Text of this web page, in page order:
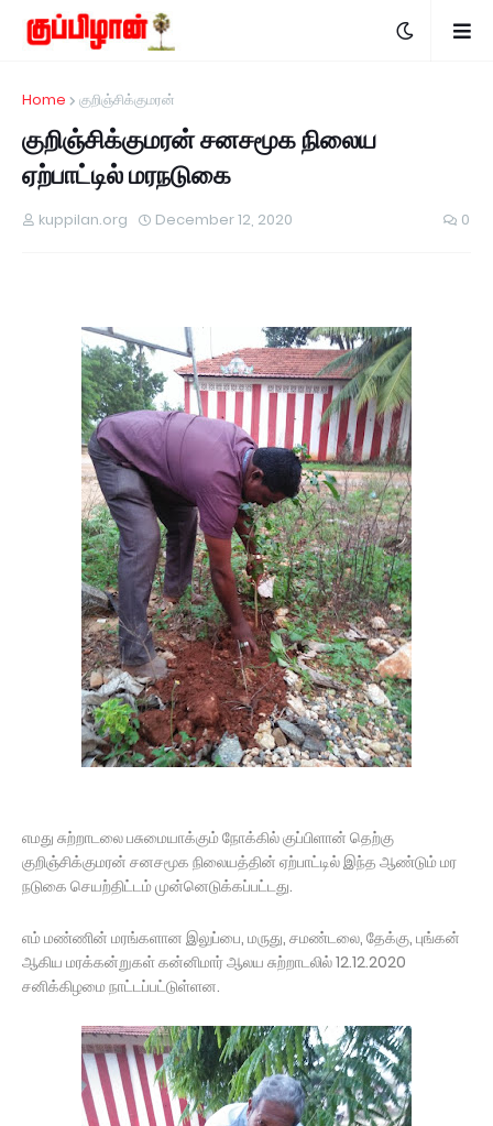
Home குறிஞ்சிக்குமரன்
குறிஞ்சிக்குமரன் சனசமூக நிலைய
ஏற்பாட்டில் மரநடுகை
kuppilan.org December 12, 2020 0
எமது சுற்றாடலை பசுமையாக்கும் நோக்கில் குப்பிளான் தெற்கு
குறிஞ்சிக்குமரன் சனசமூக நிலையத்தின் ஏற்பாட்டில் இந்த ஆண்டும் மர
நடுகை செயற்திட்டம் முன்னெடுக்கப்பட்டது.
எம் மண்ணின் மரங்களான இலுப்பை, மருது, சமண்டலை, தேக்கு, புங்கன்
ஆகிய மரக்கன்றுகள் கன்னிமார் ஆலய சுற்றாடலில் 12.12.2020
சனிக்கிழமை நாட்டப்பட்டுள்ளன.